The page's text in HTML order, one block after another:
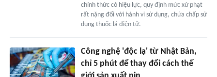
chính thức có hiệu lực, quy định mức xử phạt
rất nặng đối với hành vi sử dụng, chứa chấp sử
dụng thuốc lá điện tử.
Công nghệ 'độc lạ' từ Nhật Bản,
chỉ 5 phút để thay đổi cách thế